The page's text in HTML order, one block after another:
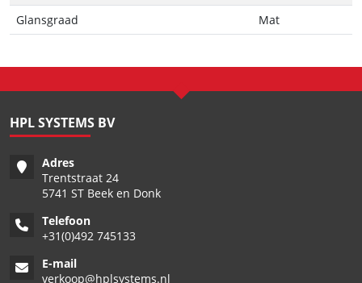
Glansgraad
Mat
HPL SYSTEMS BV
Adres
Trentstraat 24
5741 ST Beek en Donk
Telefoon
+31(0)492 745133
E-mail
verkoop@hplsystems.nl